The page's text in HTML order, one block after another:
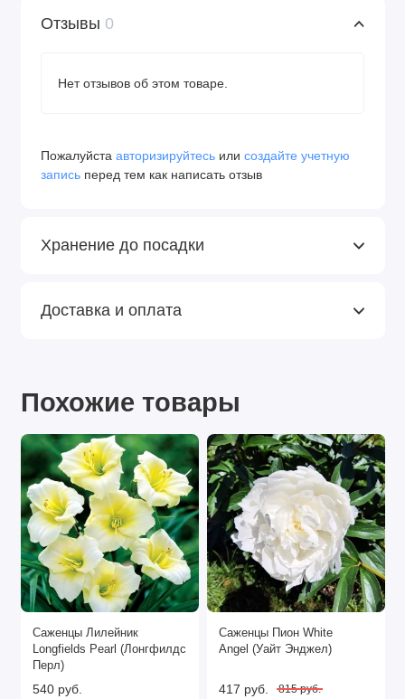
Отзывы 0
Нет отзывов об этом товаре.
Пожалуйста авторизируйтесь или создайте учетную
запись перед тем как написать отзыв
Хранение до посадки
Доставка и оплата
Похожие товары
Саженцы Лилейник
Longfields Pearl (Лонгфилдс
Перл)
540 руб.
Саженцы Пион White
Angel (Уайт Энджел)
417 руб. 815 руб.